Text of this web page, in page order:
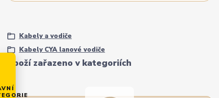
Zboží zařazeno v kategoriích
Kabely a vodiče
Kabely CYA lanové vodiče